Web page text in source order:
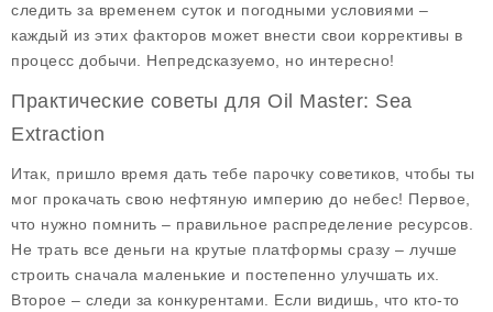
следить за временем суток и погодными условиями –
каждый из этих факторов может внести свои коррективы в
процесс добычи. Непредсказуемо, но интересно!
Практические советы для Oil Master: Sea
Extraction
Итак, пришло время дать тебе парочку советиков, чтобы ты
мог прокачать свою нефтяную империю до небес! Первое,
что нужно помнить – правильное распределение ресурсов
Не трать все деньги на крутые платформы сразу – лучше
строить сначала маленькие и постепенно улучшать их.
Второе – следи за конкурентами. Если видишь, что кто-то